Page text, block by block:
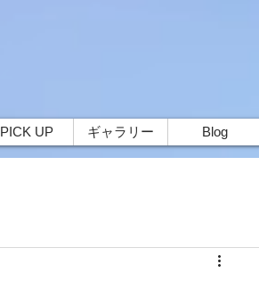
PICK UP ギャラリー Blog